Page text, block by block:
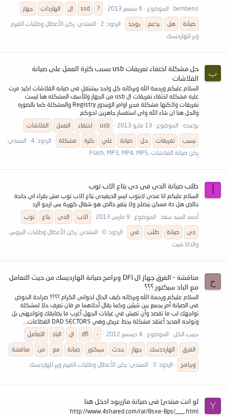
bembeno
الموضوع 6 سبتمبر 2013 ?
ssd ال الهاردات
جهاز
صيانة
هل يدعم يوجد الردود: 2 المنتدى: ركن الأعطال وطلبات الفيرم
وير للهارديسك
ب
حل مشكلة اختفاء تعريفات usb بسبب كثرة العمل على صيانة
الفلاشات
السلام عليكم ورحمة الله وبركاته كل واحد بيشتغل فى صيانه الفلاشات اكيد مرت
عليه مشكله اختفاء تعريفات ال usb من الجهاز وللأسف المشكله هنا ليست
تعريفات ولاكنها مشكلة محرر اوامر الويندوز Registry والمشكلة كما بالصوره
والحل هنا ان شاء الله واى استفسار جاهزين اخوكم
بوعبده
الموضوع 13 مايو 2013 usb اختفاء العمل
الفلاشات
بسبب
تعريفات حل صيانة علي كثرة مشكلة الردود: 4
المنتدى:
ركن صيانة الفلاشات ,Flash, MP3, MP4, MP5
طلب صيانة الدى فى دى بتاع الاب توب
السلام عليكم انا عندى لابتوب ايسر الديفيدى بتاع الاب توب مش بقراء اى حاجة
خالص هل دة ممكن يتصلح ولا يتغير خالص هو شغال كهربة بس ارجو الرد
أحمد السيد سعد
الموضوع 9 مارس 2013 الاب الدى بتاع
توب
دى
صيانة طلب في الردود: 0 المنتدى: ركن الأعطال وطلبات البيوس
والداتا شيت
ح
مناقشة - الفرق جهاز ال DFl وبرامج صيانة الهارديسك من حيث التعامل
مع الباد سيكتور ؟؟؟
السلام عليكم ورحمة الله وبركاته كيف الحال اخوانى الكرام ؟؟؟؟ صراحة الخوض
فى الصيانة أمر يجمع بين شيئين وكما يقال أحلاهما مر فان تعرف حلا لمشكلة
تواجهك لب ما تقصد وأن تعيش في غيابات الجهل أغرب ما يضايقك وتواجهنى بل
وتواجه العديد أعتقد مشكلة بخط عريض وهى DAD SECTORS القطاعات...
حبيب الكل
الموضوع 4 ديسمبر 2012 -
dfl ال الباد
التعامل
الفرق
الهارددسك جهاز حدث سيكتور صيانة مع من
مناقشة
وبرامج
الردود: 3 المنتدى: ركن الأعطال وطلبات الفيرم وير للهارديسك
Y لو انت مبتدئ فى صيانة مازربود ادخل هنا
http://www.4shared.com/rar/8sxe-Bps/___.html